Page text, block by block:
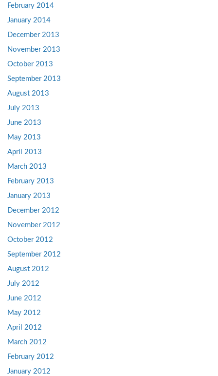
February 2014
January 2014
December 2013
November 2013
October 2013
September 2013
August 2013
July 2013
June 2013
May 2013
April 2013
March 2013
February 2013
January 2013
December 2012
November 2012
October 2012
September 2012
August 2012
July 2012
June 2012
May 2012
April 2012
March 2012
February 2012
January 2012